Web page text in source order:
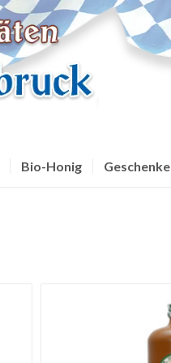
Bio-Honig Geschenke